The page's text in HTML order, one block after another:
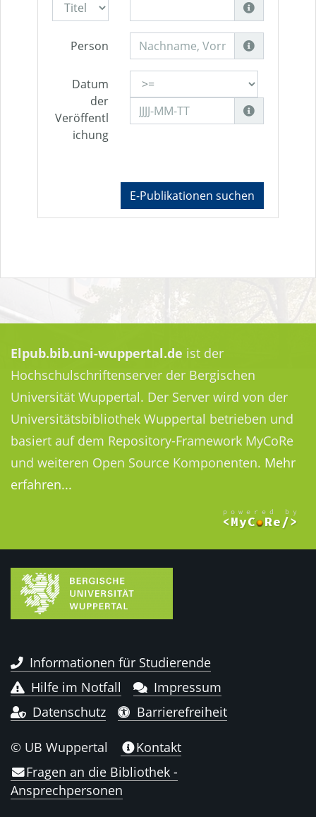
Person
Datum
der
Veröffentl
ichung
E-Publikationen suchen
Elpub.bib.uni-wuppertal.de ist der
Hochschulschriftenserver der Bergischen
Universität Wuppertal. Der Server wird von der
Universitätsbibliothek Wuppertal betrieben und
basiert auf dem Repository-Framework MyCoRe
und weiteren Open Source Komponenten. Mehr
erfahren...
Informationen für Studierende
Hilfe im Notfall
Impressum
Datenschutz
Barrierefreiheit
© UB Wuppertal
Kontakt
Fragen an die Bibliothek -
Ansprechpersonen